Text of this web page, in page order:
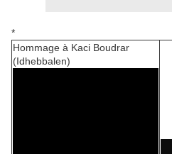
*
Hommage à Kaci Boudrar
(Idhebbalen)